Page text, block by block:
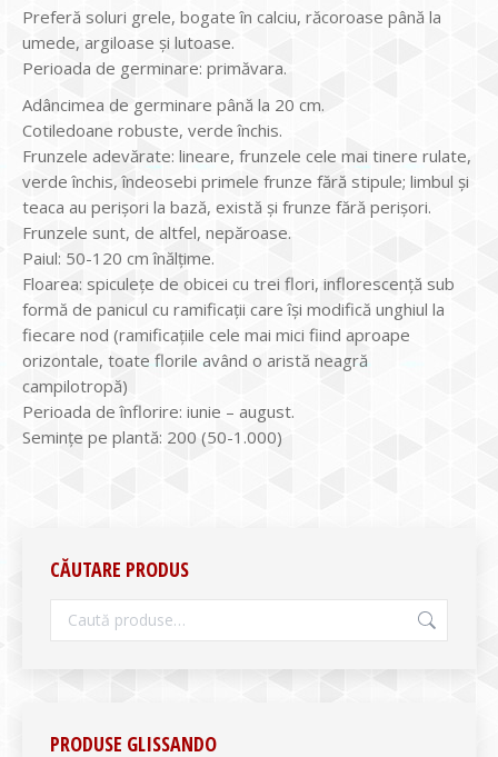
Preferă soluri grele, bogate în calciu, răcoroase până la
umede, argiloase şi lutoase.
Perioada de germinare: primăvara.
Adâncimea de germinare până la 20 cm.
Cotiledoane robuste, verde închis.
Frunzele adevărate: lineare, frunzele cele mai tinere rulate,
verde închis, îndeosebi primele frunze fără stipule; limbul şi
teaca au perişori la bază, există şi frunze fără perişori.
Frunzele sunt, de altfel, nepăroase.
Paiul: 50-120 cm înălţime.
Floarea: spiculețe de obicei cu trei flori, inflorescenţă sub
formă de panicul cu ramificaţii care îşi modifică unghiul la
fiecare nod (ramificaţiile cele mai mici fiind aproape
orizontale, toate florile având o aristă neagră
campilotropă)
Perioada de înflorire: iunie – august.
Seminţe pe plantă: 200 (50-1.000)
CĂUTARE PRODUS
PRODUSE GLISSANDO